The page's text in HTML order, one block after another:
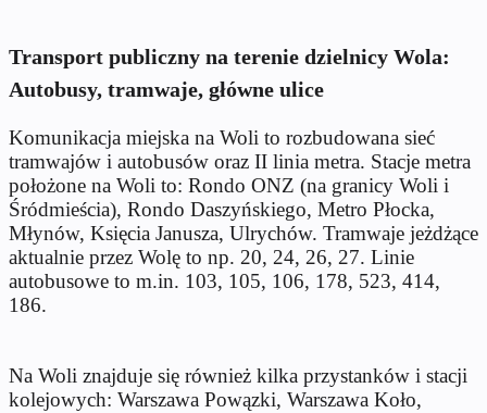
Transport publiczny na terenie dzielnicy Wola:
Autobusy, tramwaje, główne ulice
Komunikacja miejska na Woli to rozbudowana sieć
tramwajów i autobusów oraz II linia metra. Stacje metra
położone na Woli to: Rondo ONZ (na granicy Woli i
Śródmieścia), Rondo Daszyńskiego, Metro Płocka,
Młynów, Księcia Janusza, Ulrychów. Tramwaje jeżdżące
aktualnie przez Wolę to np. 20, 24, 26, 27. Linie
autobusowe to m.in. 103, 105, 106, 178, 523, 414,
186.
Na Woli znajduje się również kilka przystanków i stacji
kolejowych: Warszawa Powązki, Warszawa Koło,